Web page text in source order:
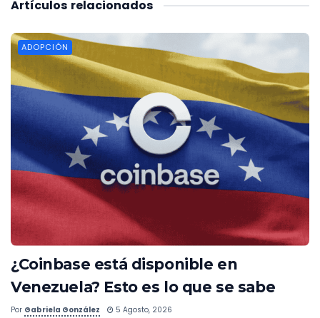
relacionados
Artículos
ADOPCIÓN
¿Coinbase está disponible en
Venezuela? Esto es lo que se sabe
Por Gabriela González 5 Agosto, 2026